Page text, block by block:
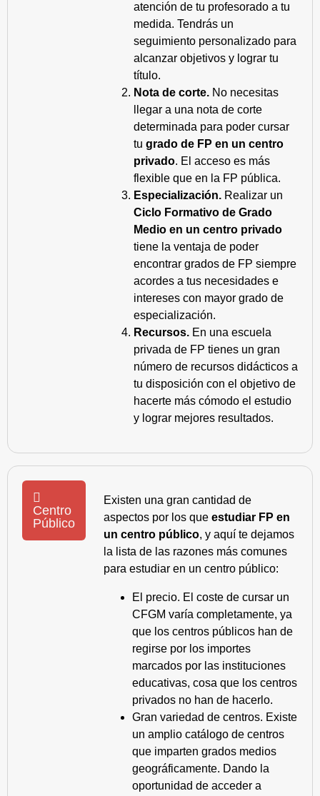
atención de tu profesorado a tu
medida. Tendrás un
seguimiento personalizado para
alcanzar objetivos y lograr tu
título.
Nota de corte. No necesitas
llegar a una nota de corte
determinada para poder cursar
tu grado de FP en un centro
privado. El acceso es más
flexible que en la FP pública.
Especialización. Realizar un
Ciclo Formativo de Grado
Medio en un centro privado
tiene la ventaja de poder
encontrar grados de FP siempre
acordes a tus necesidades e
intereses con mayor grado de
especialización.
Recursos. En una escuela
privada de FP tienes un gran
número de recursos didácticos a
tu disposición con el objetivo de
hacerte más cómodo el estudio
y lograr mejores resultados.
Centro
Público
Existen una gran cantidad de
aspectos por los que estudiar FP en
un centro público, y aquí te dejamos
la lista de las razones más comunes
para estudiar en un centro público:
El precio. El coste de cursar un
CFGM varía completamente, ya
que los centros públicos han de
regirse por los importes
marcados por las instituciones
educativas, cosa que los centros
privados no han de hacerlo.
Gran variedad de centros. Existe
un amplio catálogo de centros
que imparten grados medios
geográficamente. Dando la
oportunidad de acceder a